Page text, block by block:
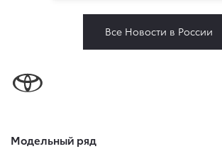
Все Новости в России
Модельный ряд